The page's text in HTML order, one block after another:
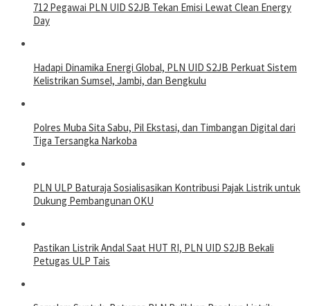
712 Pegawai PLN UID S2JB Tekan Emisi Lewat Clean Energy
Day
Hadapi Dinamika Energi Global, PLN UID S2JB Perkuat Sistem
Kelistrikan Sumsel, Jambi, dan Bengkulu
Polres Muba Sita Sabu, Pil Ekstasi, dan Timbangan Digital dari
Tiga Tersangka Narkoba
PLN ULP Baturaja Sosialisasikan Kontribusi Pajak Listrik untuk
Dukung Pembangunan OKU
Pastikan Listrik Andal Saat HUT RI, PLN UID S2JB Bekali
Petugas ULP Tais